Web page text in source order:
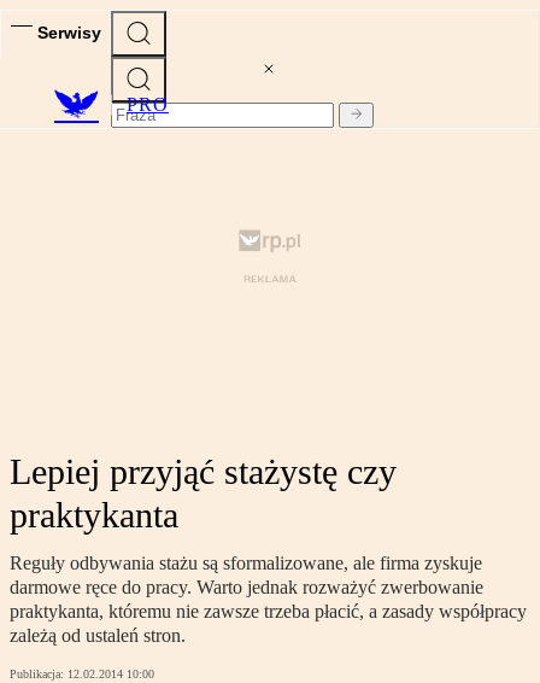
Serwisy
PRO
Lepiej przyjąć stażystę czy
praktykanta
Reguły odbywania stażu są sformalizowane, ale firma zyskuje
darmowe ręce do pracy. Warto jednak rozważyć zwerbowanie
praktykanta, któremu nie zawsze trzeba płacić, a zasady współpracy
zależą od ustaleń stron.
Publikacja: 12.02.2014 10:00